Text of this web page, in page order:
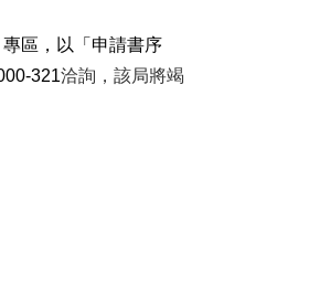
專區 ， 以
「申請書序
321洽詢，該局將竭